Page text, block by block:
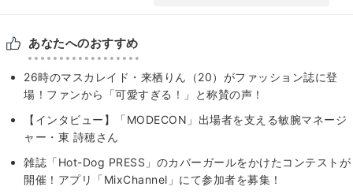
あなたへのおすすめ
26時のマスカレイド・来栖りん（20）がファッション誌に登
場！ファンから「可愛すぎる！」と称賛の声！
【インタビュー】「MODECON」出場者を支える敏腕マネージ
ャー・東 詩穂さん
雑誌「Hot-Dog PRESS」のカバーガールをかけたコンテストが
開催！アプリ「MixChannel」にて参加者を募集！